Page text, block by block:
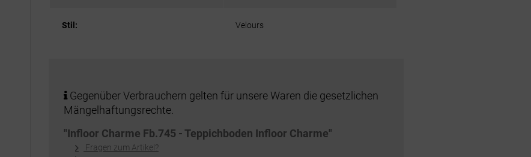
Stil: Velours
Gegenüber Verbrauchern gelten für unsere Waren die gesetzlichen
Mängelhaftungsrechte.
"Infloor Charme Fb.745 - Teppichboden Infloor Charme"
Fragen zum Artikel?